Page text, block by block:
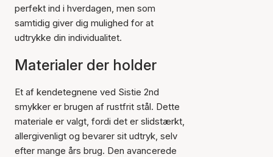
perfekt ind i hverdagen, men som
samtidig giver dig mulighed for at
udtrykke din individualitet.
Materialer der holder
Et af kendetegnene ved Sistie 2nd
smykker er brugen af rustfrit stål. Dette
materiale er valgt, fordi det er slidstærkt,
allergivenligt og bevarer sit udtryk, selv
efter mange års brug. Den avancerede